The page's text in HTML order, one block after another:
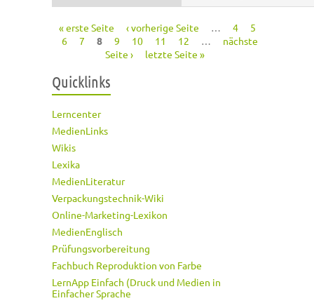
Seiten
« erste Seite ‹ vorherige Seite … 4
5
6
7 8 9 10 11 12 …
nächste
Seite ›
letzte Seite »
Quicklinks
Lerncenter
MedienLinks
Wikis
Lexika
MedienLiteratur
Verpackungstechnik-Wiki
Online-Marketing-Lexikon
MedienEnglisch
Prüfungsvorbereitung
Fachbuch Reproduktion von Farbe
LernApp Einfach (Druck und Medien in
Einfacher Sprache